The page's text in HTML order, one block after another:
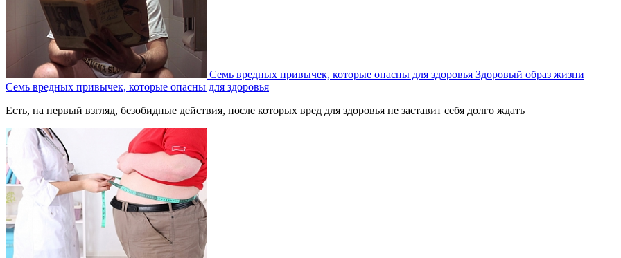
Семь вредных привычек, которые опасны для здоровья Здоровый образ жизни
Семь вредных привычек, которые опасны для здоровья
Есть, на первый взгляд, безобидные действия, после которых вред для здоровья не заставит себя долго ждать